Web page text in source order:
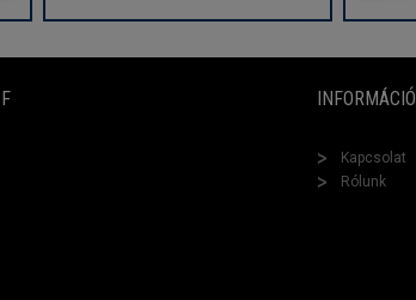
INFORMÁCIÓ
Kapcsolat
Rólunk